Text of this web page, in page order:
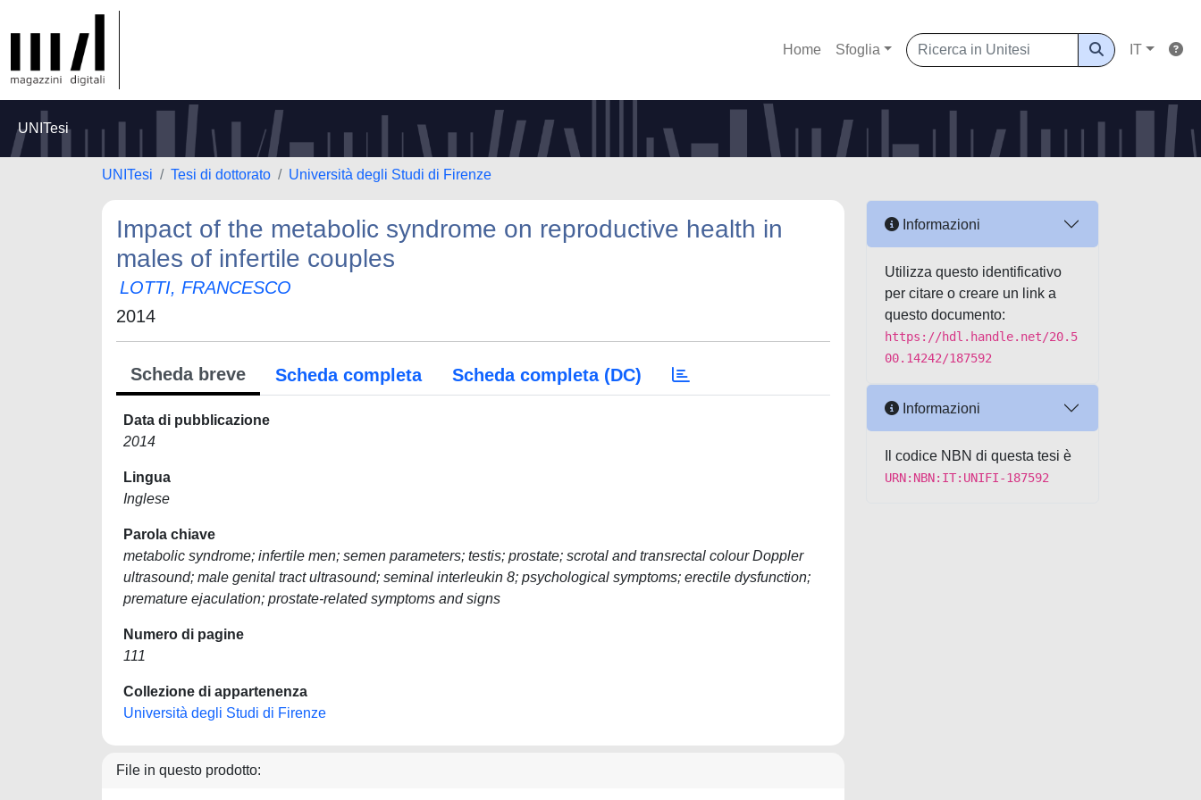
Home Sfoglia IT
UNITesi
UNITesi Tesi di dottorato Università degli Studi di Firenze
Impact of the metabolic syndrome on reproductive health in
males of infertile couples
LOTTI, FRANCESCO
2014
Scheda breve Scheda completa Scheda completa (DC)
Data di pubblicazione
2014
Lingua
Inglese
Parola chiave
metabolic syndrome; infertile men; semen parameters; testis; prostate; scrotal and transrectal colour Doppler
ultrasound; male genital tract ultrasound; seminal interleukin 8; psychological symptoms; erectile dysfunction;
premature ejaculation; prostate-related symptoms and signs
Numero di pagine
111
Collezione di appartenenza
Università degli Studi di Firenze
File in questo prodotto:
Informazioni
Utilizza questo identificativo
per citare o creare un link a
questo documento:
https://hdl.handle.net/20.5
00.14242/187592
Informazioni
Il codice NBN di questa tesi è
URN:NBN:IT:UNIFI-187592